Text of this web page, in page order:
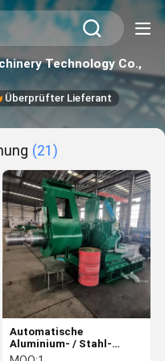
Technology Co.,
Überprüfter Lieferant
(21)
Automatische
Aluminium- / Stahl-
Spule-Recoiler-Maschine